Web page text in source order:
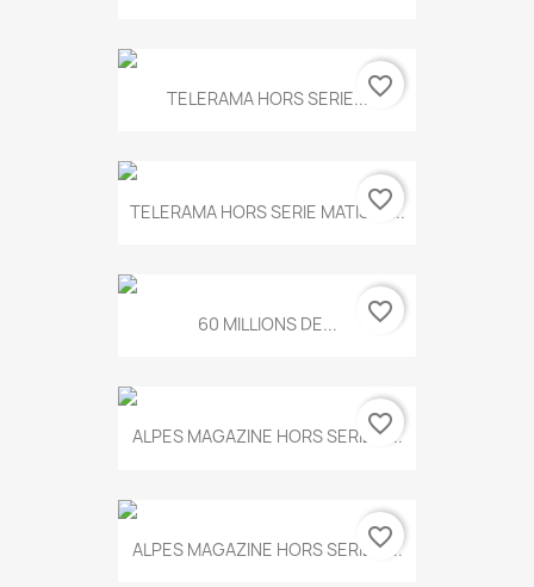
TELERAMA HORS SERIE...favorite_border
TELERAMA HORS SERIE MATISSE...
favorite_border
60 MILLIONS DE... favorite_border
ALPES MAGAZINE HORS SERIE N...
favorite_border
ALPES MAGAZINE HORS SERIE N...
favorite_border